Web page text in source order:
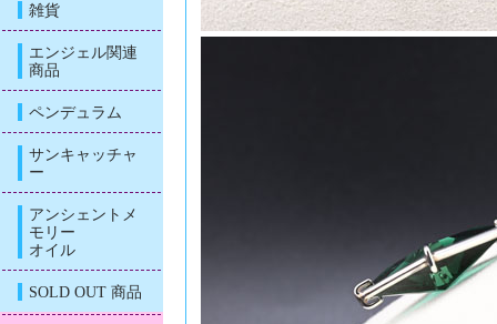
雑貨
エンジェル関連
商品
ペンデュラム
サンキャッチャ
ー
アンシェントメ
モリー
オイル
SOLD OUT 商品